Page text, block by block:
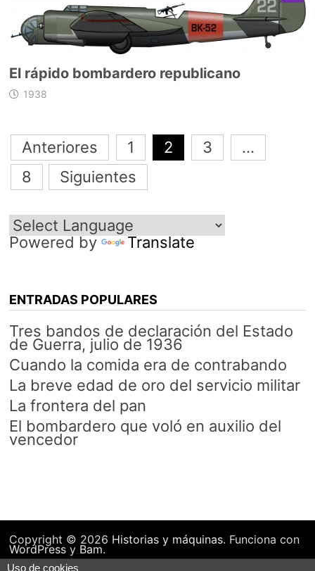
El rápido bombardero republicano
1938
Navegación
de
entradas
Anteriores 1 2 3
…
8
Siguientes
Powered by Translate
ENTRADAS POPULARES
Tres bandos de declaración del Estado
de Guerra, julio de 1936
Cuando la comida era de contrabando
La breve edad de oro del servicio militar
La frontera del pan
El bombardero que voló en auxilio del
vencedor
Copyright © 2026 Historias y máquinas. Funciona con
WordPressy Bam.
Uso de cookies